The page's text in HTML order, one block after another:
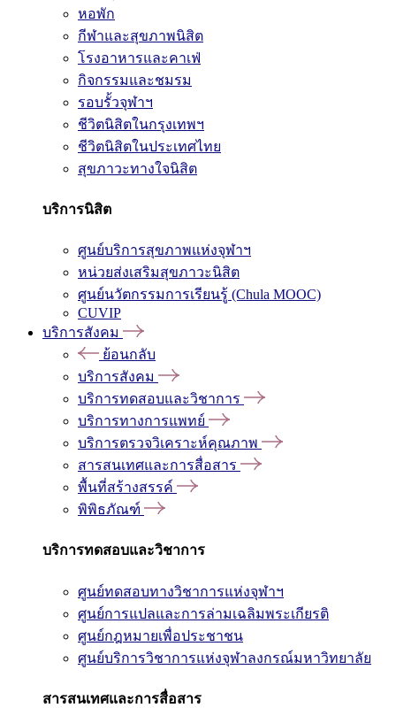
หอพัก
กีฬาและสุขภาพนิสิต
โรงอาหารและคาเฟ่
กิจกรรมและชมรม
รอบรั้วจุฬาฯ
ชีวิตนิสิตในกรุงเทพฯ
ชีวิตนิสิตในประเทศไทย
สุขภาวะทางใจนิสิต
บริการนิสิต
ศูนย์บริการสุขภาพแห่งจุฬาฯ
หน่วยส่งเสริมสุขภาวะนิสิต
ศูนย์นวัตกรรมการเรียนรู้ (Chula MOOC)
CUVIP
บริการสังคม
ย้อนกลับ
บริการสังคม
บริการทดสอบและวิชาการ
บริการทางการแพทย์
บริการตรวจวิเคราะห์คุณภาพ
สารสนเทศและการสื่อสาร
พื้นที่สร้างสรรค์
พิพิธภัณฑ์
บริการทดสอบและวิชาการ
ศูนย์ทดสอบทางวิชาการแห่งจุฬาฯ
ศูนย์การแปลและการล่ามเฉลิมพระเกียรติ
ศูนย์กฎหมายเพื่อประชาชน
ศูนย์บริการวิชาการแห่งจุฬาลงกรณ์มหาวิทยาลัย
สารสนเทศและการสื่อสาร